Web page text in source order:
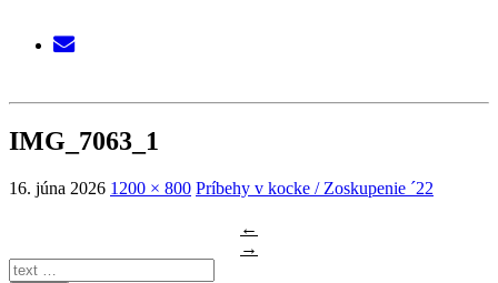
IMG_7063_1
16. júna 2026 1200 × 800 Príbehy v kocke / Zoskupenie ´22
←
→